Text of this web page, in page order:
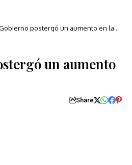
postergó un aumento en las
un aumento
Share